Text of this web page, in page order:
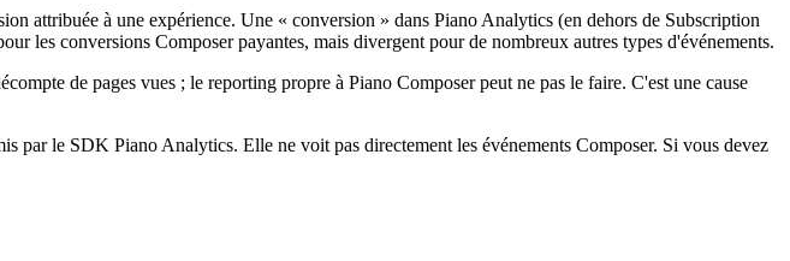
attribuée à une expérience. Une « conversion » dans Piano Analytics (en dehors de Subscription
les conversions Composer payantes, mais divergent pour de nombreux autres types d'événements.
de pages vues ; le reporting propre à Piano Composer peut ne pas le faire. C'est une cause
par le SDK Piano Analytics. Elle ne voit pas directement les événements Composer. Si vous devez